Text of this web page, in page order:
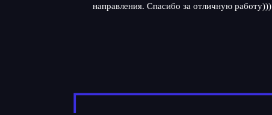
направления. Спасибо за отличную работу)))